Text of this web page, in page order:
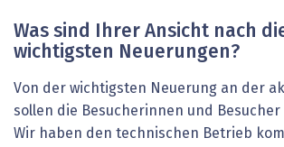
Was sind Ihrer Ansicht nach
wichtigsten Neuerungen?
Von der wichtigsten Neuerung an der
sollen die Besucherinnen und
Wir haben den technischen Betrieb